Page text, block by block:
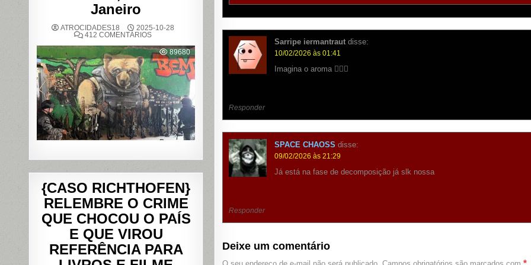
Sarripe iermantraut disse:
10/02/2026 às 01:41
Imagina o aroma 😵‍💫🤮
Responder
SPACE CHAOSS disse:
09/02/2026 às 21:29
Já está na fase de decomposição já slk nossa
Responder
Deixe um comentário
*
Janeiro
ATROCIDADES18
2025-10-28
412 COMENTÁRIOSEM
POLICIAL
DEIXA
121
MORTOS
NOS
COMPLEXOS
DO
ALEMÃO
E
DA
PENHA,
NO
RIO
DE
89680
{CASO RICHTHOFEN}
RELEMBRE O CRIME
QUE CHOCOU O PAÍS
E QUE VIROU
REFERÊNCIA PARA